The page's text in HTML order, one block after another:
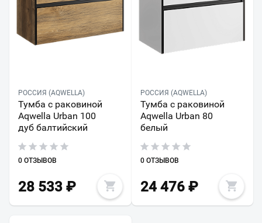
РОССИЯ (AQWELLA)
Тумба с раковиной
Aqwella Urban 100
дуб балтийский
0 ОТЗЫВОВ
28 533 ₽
РОССИЯ (AQWELLA)
Тумба с раковиной
Aqwella Urban 80
белый
0 ОТЗЫВОВ
24 476₽